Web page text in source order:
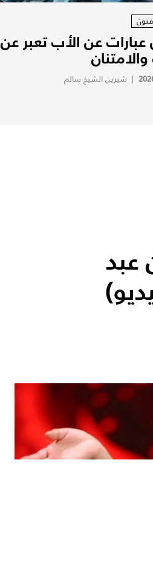
عن الأب تعبر عن
| شيرين الشيخ سالم
عبد